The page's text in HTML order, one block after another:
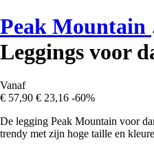
Peak Mountain
Leggings voor
Vanaf
€ 57,90 € 23,16 -60%
De legging Peak Mountain voor
trendy met zijn hoge taille en